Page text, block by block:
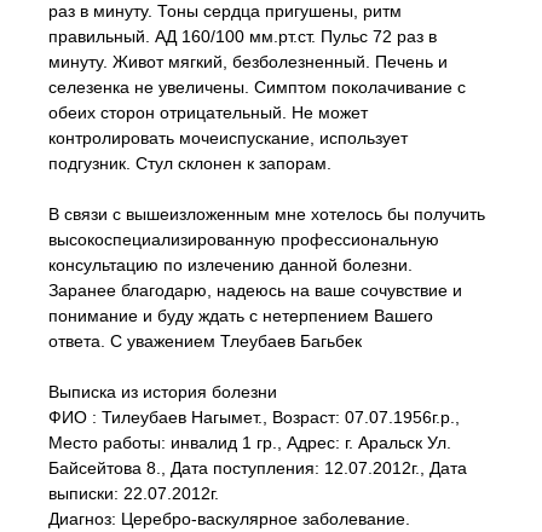
раз в минуту. Тоны сердца пригушены, ритм
правильный. АД 160/100 мм.рт.ст. Пульс 72 раз в
минуту. Живот мягкий, безболезненный. Печень и
селезенка не увеличены. Симптом поколачивание с
обеих сторон отрицательный. Не может
контролировать мочеиспускание, использует
подгузник. Стул склонен к запорам.
В связи с вышеизложенным мне хотелось бы получить
высокоспециализированную профессиональную
консультацию по излечению данной болезни.
Заранее благодарю, надеюсь на ваше сочувствие и
понимание и буду ждать с нетерпением Вашего
ответа. С уважением Тлеубаев Багьбек
Выписка из история болезни
ФИО : Тилеубаев Нагымет., Возраст: 07.07.1956г.р.,
Место работы: инвалид 1 гр., Адрес: г. Аральск Ул.
Байсейтова 8., Дата поступления: 12.07.2012г., Дата
выписки: 22.07.2012г.
Диагноз: Церебро-васкулярное заболевание.